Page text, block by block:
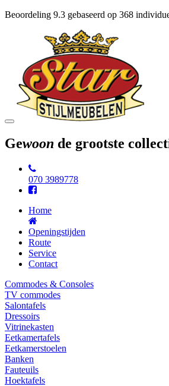
Beoordeling 9.3 gebaseerd op 368
Toggle
Gewoon de grootste
070 3989778
Home
Openingstijden
Route
Service
Contact
Commodes & Consoles
TV commodes
Salontafels
Dressoirs
Vitrinekasten
Eetkamertafels
Eetkamerstoelen
Banken
Fauteuils
Hoektafels